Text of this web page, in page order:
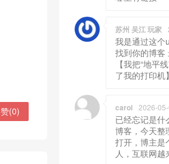
赞(0)
苏州 吴江 玩家
我是通过这个
找到你的博客
【我把“地平
了我的打印机
carol 2026-
已经忘记是什
博客，今天整
打开，博主是
人，互联网越